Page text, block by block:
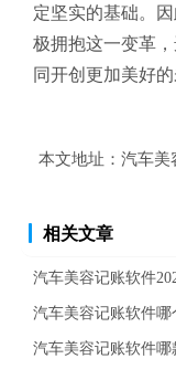
定坚实的基础。
极拥抱这一变革
同开创更加美好的
本文地址： 汽车美
相关文章
汽车美容记账软件
汽车美容记账软件哪
汽车美容记账软件哪